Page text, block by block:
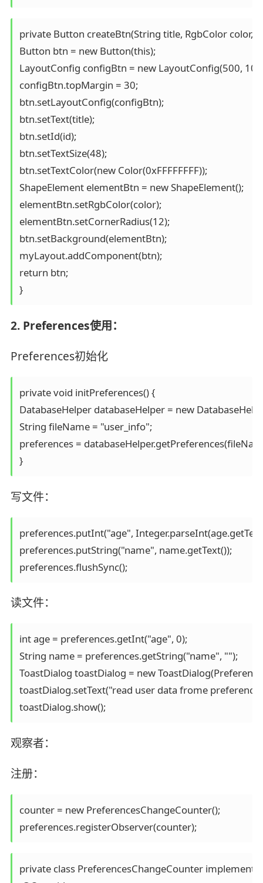
private Button createBtn(String title, RgbColor color,
Button btn = new Button(this);
LayoutConfig configBtn = new LayoutConfig(500,
configBtn.topMargin = 30;
btn.setLayoutConfig(configBtn);
btn.setText(title);
btn.setId(id);
btn.setTextSize(48);
btn.setTextColor(new Color(0xFFFFFFFF));
ShapeElement elementBtn = new ShapeElement();
elementBtn.setRgbColor(color);
elementBtn.setCornerRadius(12);
btn.setBackground(elementBtn);
myLayout.addComponent(btn);
return btn;
}
2. Preferences使用：
Preferences初始化
private void initPreferences() {
DatabaseHelper databaseHelper = new
String fileName = "user_info";
preferences =
}
写文件：
preferences.putInt("age",
preferences.putString("name", name.getText());
preferences.flushSync();
读文件：
int age = preferences.getInt("age", 0);
String name = preferences.getString("name", "");
ToastDialog toastDialog = new
toastDialog.setText("read user data frome
toastDialog.show();
观察者：
注册：
counter = new PreferencesChangeCounter();
preferences.registerObserver(counter);
private class PreferencesChangeCounter